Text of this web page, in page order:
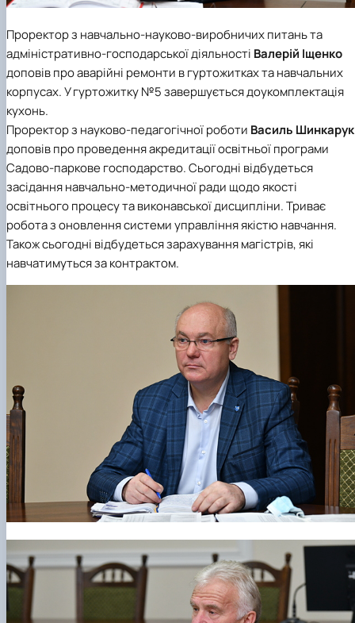
Проректор з навчально-науково-виробничих питань та
адміністративно-господарської діяльності Валерій Іщенко
доповів про аварійні ремонти в гуртожитках та навчальних
корпусах. У гуртожитку №5 завершується доукомплектація
кухонь.
Проректор з науково-педагогічної роботи Василь Шинкарук
доповів про проведення акредитації освітньої програми
Садово-паркове господарство. Сьогодні відбудеться
засідання навчально-методичної ради щодо якості
освітнього процесу та виконавської дисципліни. Триває
робота з оновлення системи управління якістю навчання.
Також сьогодні відбудеться зарахування магістрів, які
навчатимуться за контрактом.